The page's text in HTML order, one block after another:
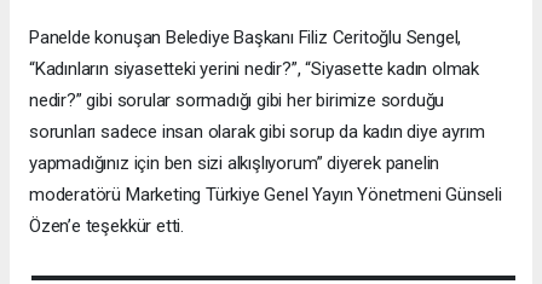
Panelde konuşan Belediye Başkanı Filiz Ceritoğlu Sengel,
“Kadınların siyasetteki yerini nedir?”, “Siyasette kadın olmak
nedir?” gibi sorular sormadığı gibi her birimize sorduğu
sorunları sadece insan olarak gibi sorup da kadın diye ayrım
yapmadığınız için ben sizi alkışlıyorum” diyerek panelin
moderatörü Marketing Türkiye Genel Yayın Yönetmeni Günseli
Özen’e teşekkür etti.